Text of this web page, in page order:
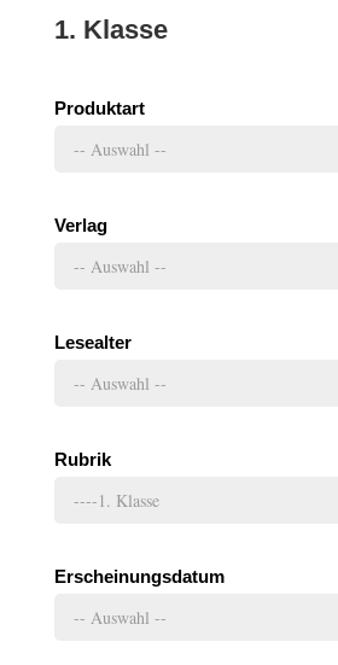
1. Klasse
Produktart
Verlag
Lesealter
Rubrik
Erscheinungsdatum